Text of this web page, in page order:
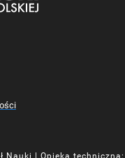
Nauki | Opieka techniczna: